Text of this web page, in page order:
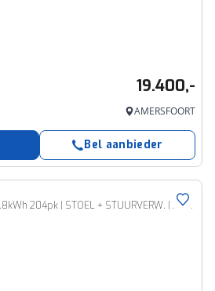
19.400,-
AMERSFOORT
Bel aanbieder
Electric N Line Business 64.8kWh 204pk | STOEL + STUURVERW. | ADAPTIVE CRUISE | CAMERA | APPLE CARPLAY / ANDROID AUTO | WARMTEPOMP |